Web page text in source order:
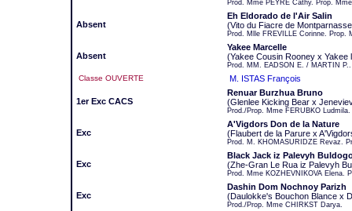
Prod. Mme PEYRE Cathy. Prop.
Absent
Eh Eldorado de l'Air Salin
(Vito du Fiacre de
Prod. Mlle FREVILLE Corinne. Prop.
Absent
Yakee Marcelle
(Yakee Cousin Rooney x Yakee
Prod. MM. EADSON E. / MARTIN
Classe OUVERTE M. ISTAS François
1er Exc CACS
Renuar Burzhua Bruno
(Glenlee Kicking Bear x
Prod./Prop. Mme FERUBKO Ludmila.
Exc
A'Vigdors Don de la Nature
(Flaubert de la Parure x
Prod. M. KHOMASURIDZE Revaz.
Exc
Black Jack iz Palevyh
(Zhe-Gran Le Rua iz Palevyh
Prod. Mme KOZHEVNIKOVA Elena.
Exc
Dashin Dom Nochnoy Parizh
(Daulokke's Bouchon Blance x
Prod./Prop. Mme CHIRKST Darya.